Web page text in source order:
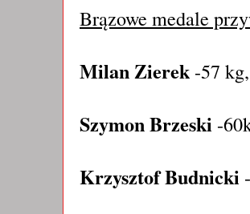
Brązowe medale
Milan Zierek -57
Szymon Brzeski -
Krzysztof Budnicki